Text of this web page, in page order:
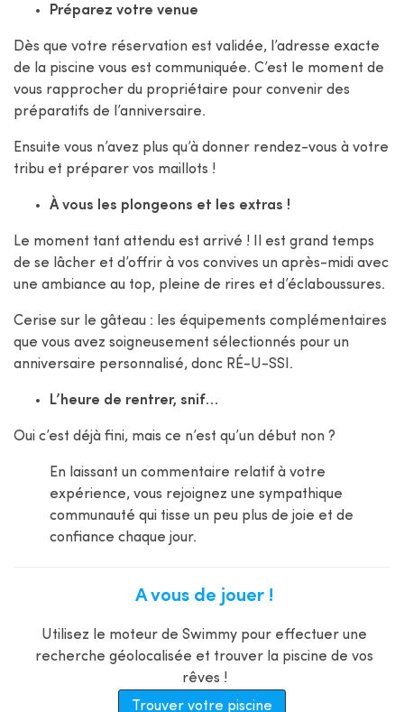
Préparez votre venue
Dès que votre réservation est validée, l’adresse exacte
de la piscine vous est communiquée. C’est le moment de
vous rapprocher du propriétaire pour convenir des
préparatifs de l’anniversaire.
Ensuite vous n’avez plus qu’à donner rendez-vous à votre
tribu et préparer vos maillots !
À vous les plongeons et les extras !
Le moment tant attendu est arrivé ! Il est grand temps
de se lâcher et d’offrir à vos convives un après-midi avec
une ambiance au top, pleine de rires et d’éclaboussures.
Cerise sur le gâteau : les équipements complémentaires
que vous avez soigneusement sélectionnés pour un
anniversaire personnalisé, donc RÉ-U-SSI.
L’heure de rentrer, snif…
Oui c’est déjà fini, mais ce n’est qu’un début non ?
En laissant un commentaire relatif à votre
expérience, vous rejoignez une sympathique
communauté qui tisse un peu plus de joie et de
confiance chaque jour.
A vous de jouer !
Utilisez le moteur de Swimmy pour effectuer une
recherche géolocalisée et trouver la piscine de vos
rêves !
Trouver votre piscine